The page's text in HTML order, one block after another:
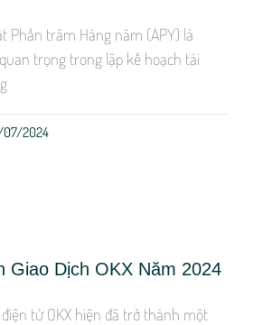
Phần trăm Hàng năm (APY) là
trọng trong lập kế hoạch tài
07/2024
Giao Dịch OKX Năm 2024
tử OKX hiện đã trở thành một